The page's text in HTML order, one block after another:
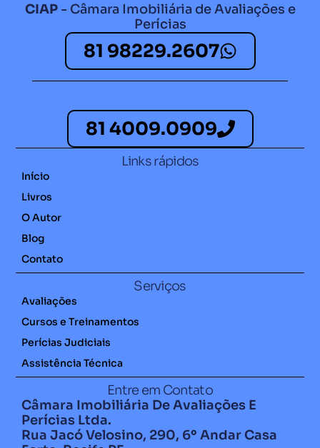
CIAP- Câmara Imobiliária de Avaliações e
Perícias
81 98229.2607​
81 4009.0909
Links rápidos
Início
Livros
O Autor
Blog
Contato
Serviços
Avaliações
Cursos e Treinamentos
Perícias Judiciais
Assistência Técnica
Entre em Contato
Câmara Imobiliária De Avaliações E
Perícias Ltda.
Rua Jacó Velosino, 290, 6º Andar Casa